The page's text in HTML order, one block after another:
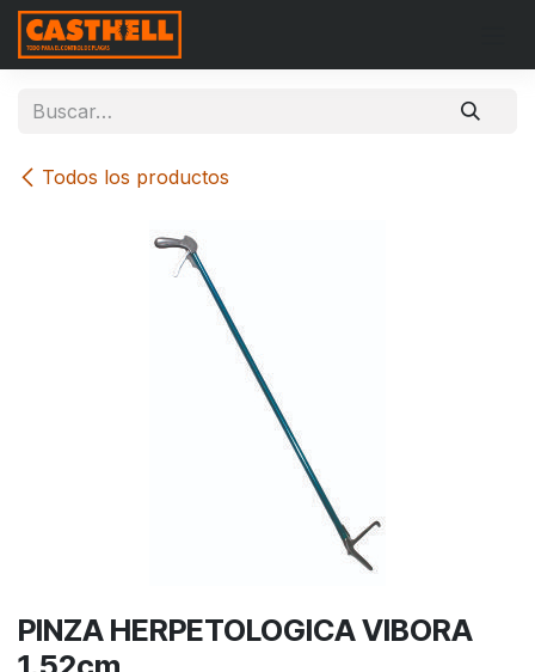
Ir al contenido
Todos los productos
PINZA HERPETOLOGICA VIBORA